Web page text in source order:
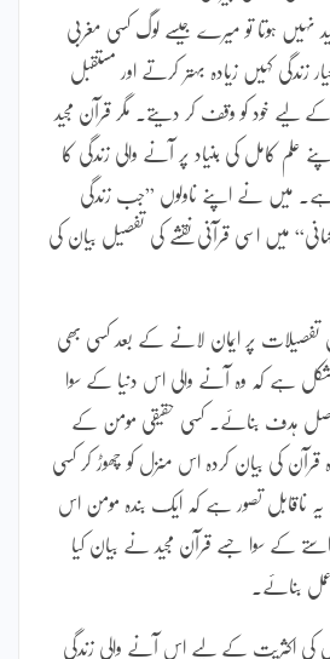
ہوتا تو میرے جیسے لوگ کسی مغربی
زندگی کہیں زیادہ بہتر کرتے اور مستقبل
لیے خود کو وقف کر دیتے۔ مگر قرآن مجید
علم کامل کی بنیاد پر آنے والی زندگی کا
ہے۔ میں نے اپنے ناولوں ”جب زندگی
میں اسی قرآنی نقشے کی تفصیل بیان کی
تفصیلات پر ایمان لانے کے بعد کسی بھی
ہے کہ وہ آنے والی اس دنیا کے سوا
کا اصل ہدف بنائے۔ کسی حقیقی مومن کے
قرآن کی بیان کردہ اس منزل کو چھوڑ کر کسی
یہ ناقابل تصور ہے کہ ایک بندہ مومن اس
کے سوا جسے قرآن مجید نے بیان کیا
عمل بنائے۔
کی اکثریت کے لیے اس آنے والی زندگی